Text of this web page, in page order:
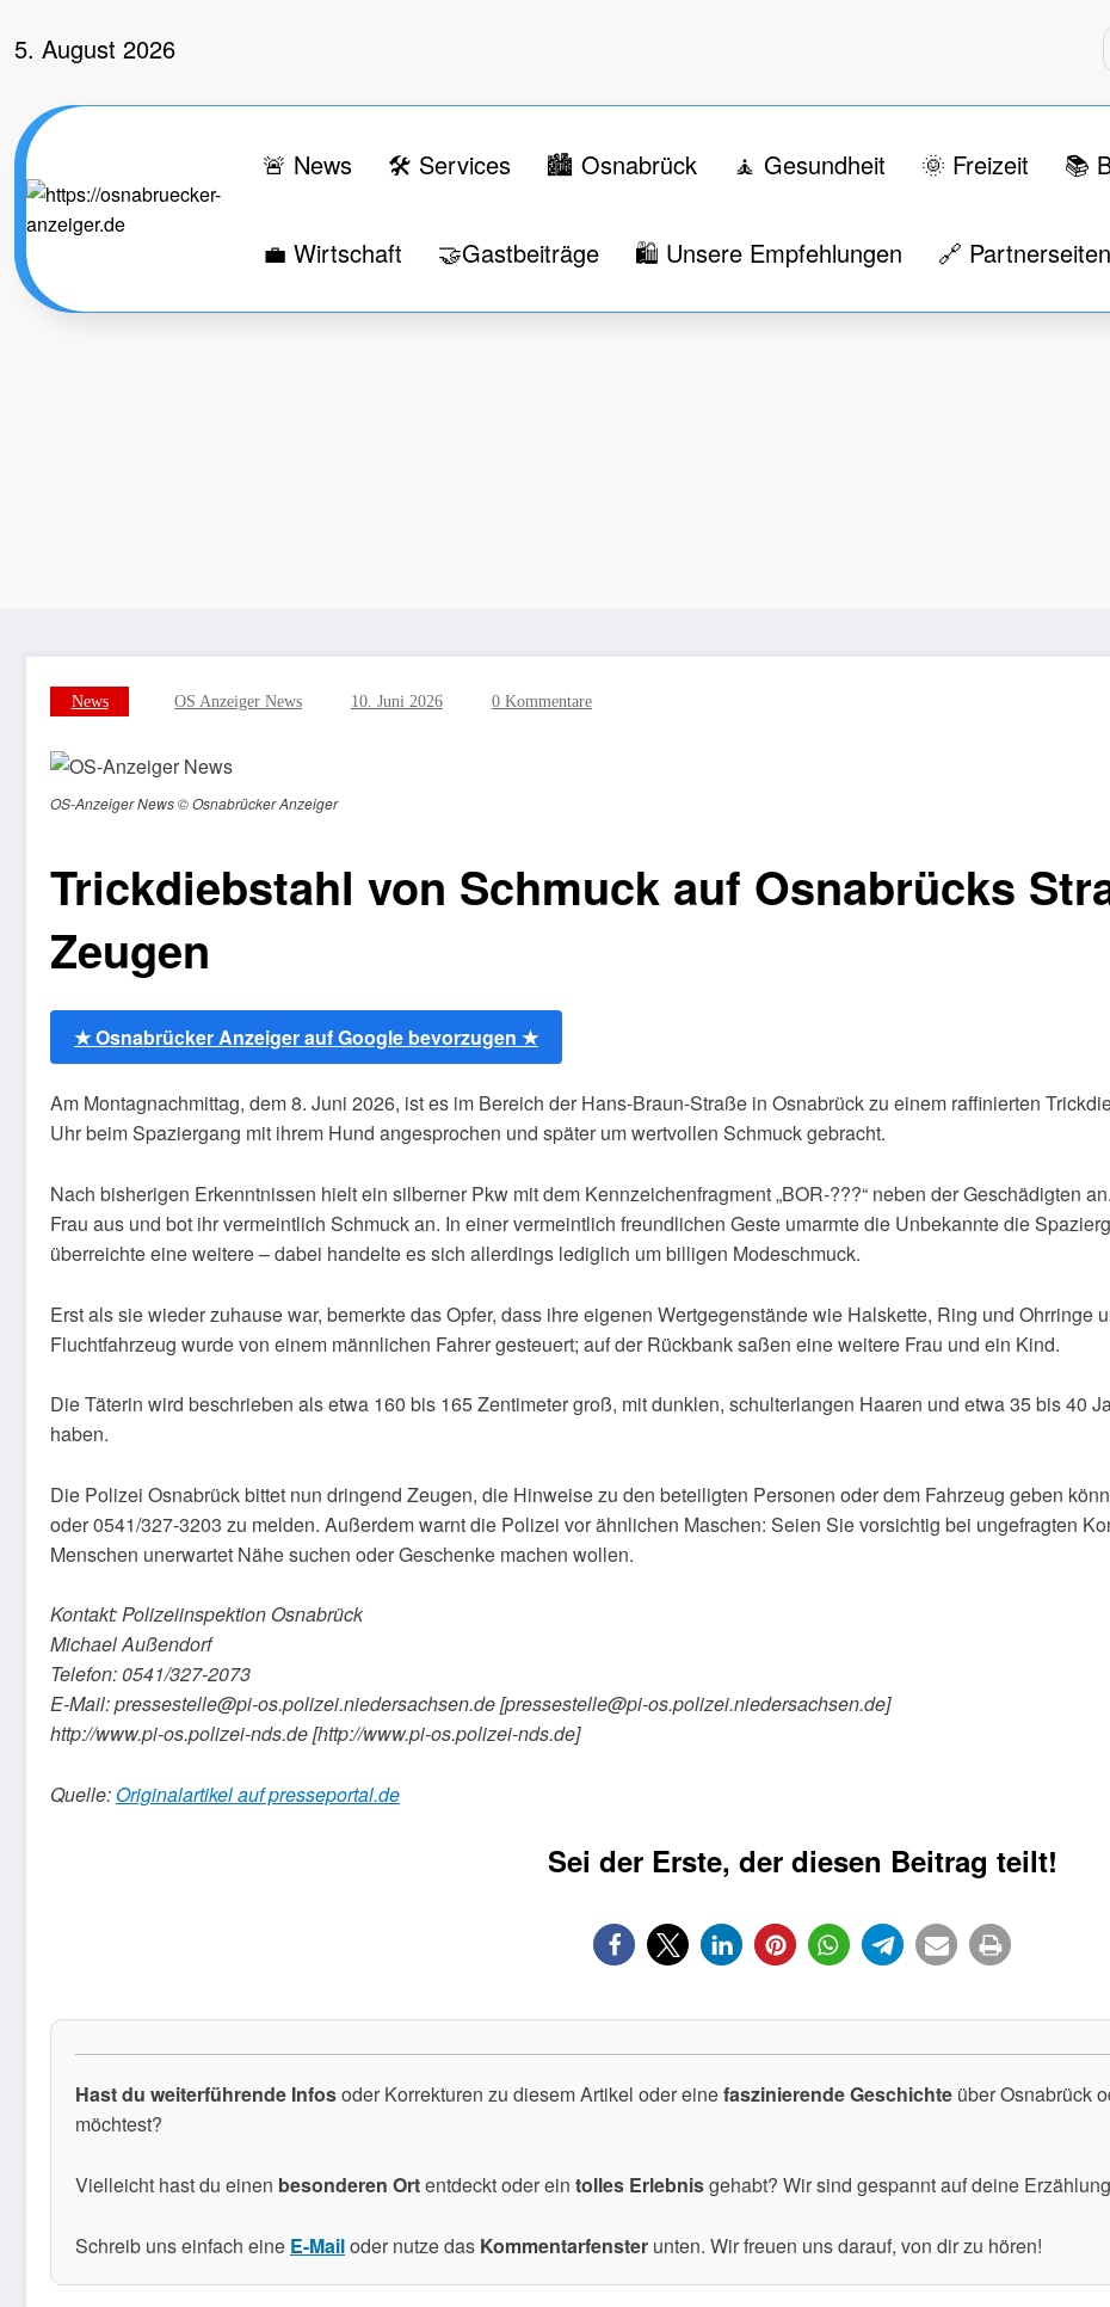
Inhalt
5. August 2026
🚨 News 🛠 Services 🏙️ Osnabrück 🧘 Gesundheit 🌞 Freizeit 📚
💼 Wirtschaft 🤝Gastbeiträge 🛍️ Unsere Empfehlungen 🔗 Partnerseiten
News OS Anzeiger News 10. Juni 2026 0 Kommentare
OS-Anzeiger News © Osnabrücker Anzeiger
Trickdiebstahl von Schmuck auf Osnabrücks
Zeugen
★ Osnabrücker Anzeiger auf Google bevorzugen ★
Am Montagnachmittag, dem 8. Juni 2026, ist es im Bereich der Hans-Braun-Straße in Osnabrück zu einem raffinierten
Uhr beim Spaziergang mit ihrem Hund angesprochen und später um wertvollen Schmuck gebracht.
Nach bisherigen Erkenntnissen hielt ein silberner Pkw mit dem Kennzeichenfragment „BOR-???“ neben der Geschädigten
Frau aus und bot ihr vermeintlich Schmuck an. In einer vermeintlich freundlichen Geste umarmte die Unbekannte die
überreichte eine weitere – dabei handelte es sich allerdings lediglich um billigen Modeschmuck.
Erst als sie wieder zuhause war, bemerkte das Opfer, dass ihre eigenen Wertgegenstände wie Halskette, Ring und Ohrringe
Fluchtfahrzeug wurde von einem männlichen Fahrer gesteuert; auf der Rückbank saßen eine weitere Frau und ein Kind.
Die Täterin wird beschrieben als etwa 160 bis 165 Zentimeter groß, mit dunklen, schulterlangen Haaren und etwa 35 bis 40
haben.
Die Polizei Osnabrück bittet nun dringend Zeugen, die Hinweise zu den beteiligten Personen oder dem Fahrzeug geben
oder 0541/327-3203 zu melden. Außerdem warnt die Polizei vor ähnlichen Maschen: Seien Sie vorsichtig bei ungefragten
Menschen unerwartet Nähe suchen oder Geschenke machen wollen.
Kontakt: Polizeiinspektion Osnabrück
Michael Außendorf
Telefon: 0541/327-2073
E-Mail: pressestelle@pi-os.polizei.niedersachsen.de [pressestelle@pi-os.polizei.niedersachsen.de]
http://www.pi-os.polizei-nds.de [http://www.pi-os.polizei-nds.de]
Quelle:Originalartikel auf presseportal.de
Sei der Erste, der diesen Beitrag teilt!
Hast du weiterführende Infosoder Korrekturen zu diesem Artikel oder einefaszinierende Geschichte über Osnabrück
möchtest?
Vielleicht hast du einen besonderen Ortentdeckt oder ein tolles Erlebnisgehabt? Wir sind gespannt auf deine
Schreib uns einfach eine E-Mailoder nutze das Kommentarfenster unten. Wir freuen uns darauf, von dir zu hören!